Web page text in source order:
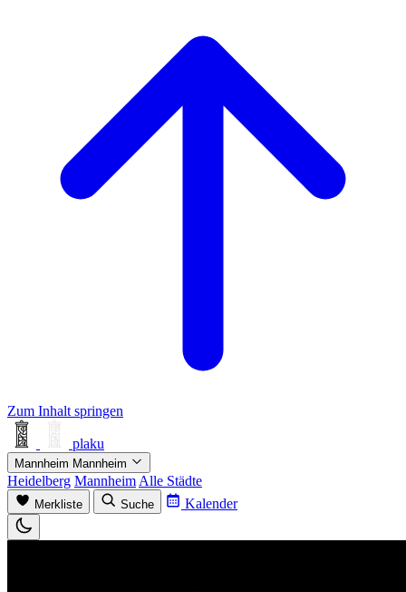
Zum Inhalt springen
plaku
Mannheim Mannheim
Heidelberg Mannheim Alle Städte
Merkliste Suche Kalender